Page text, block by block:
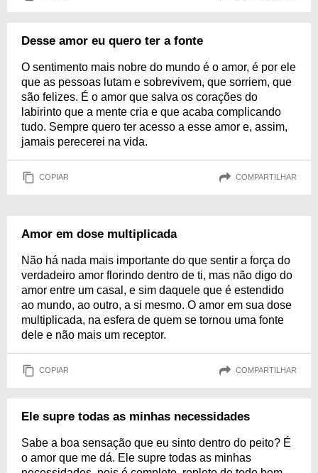
Desse amor eu quero ter a fonte
O sentimento mais nobre do mundo é o amor, é por ele
que as pessoas lutam e sobrevivem, que sorriem, que
são felizes. É o amor que salva os corações do
labirinto que a mente cria e que acaba complicando
tudo. Sempre quero ter acesso a esse amor e, assim,
jamais perecerei na vida.
COPIAR COMPARTILHAR
Amor em dose multiplicada
Não há nada mais importante do que sentir a força do
verdadeiro amor florindo dentro de ti, mas não digo do
amor entre um casal, e sim daquele que é estendido
ao mundo, ao outro, a si mesmo. O amor em sua dose
multiplicada, na esfera de quem se tornou uma fonte
dele e não mais um receptor.
COPIAR COMPARTILHAR
Ele supre todas as minhas necessidades
Sabe a boa sensação que eu sinto dentro do peito? É
o amor que me dá. Ele supre todas as minhas